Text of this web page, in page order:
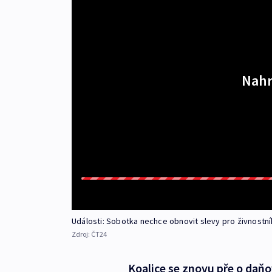
Události: Sobotka nechce obnovit slevy pro
Zdroj: ČT24
Koalice se znovu pře o